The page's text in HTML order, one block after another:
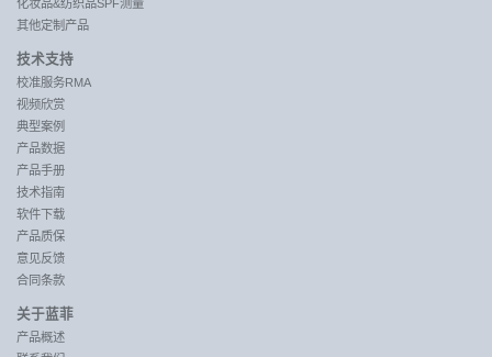
化妆品&纺织品SPF测量
其他定制产品
技术支持
校准服务RMA
视频欣赏
典型案例
产品数据
产品手册
技术指南
软件下载
产品质保
意见反馈
合同条款
关于蓝菲
产品概述